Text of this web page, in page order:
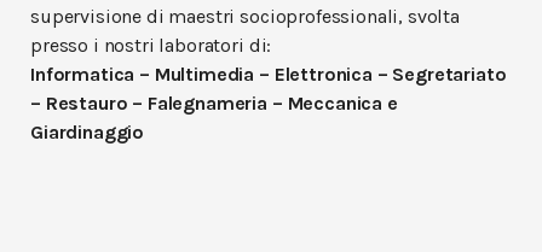
supervisione di maestri socioprofessionali, svolta
presso i nostri laboratori di:
Informatica – Multimedia – Elettronica – Segretariato
– Restauro – Falegnameria – Meccanica e
Giardinaggio